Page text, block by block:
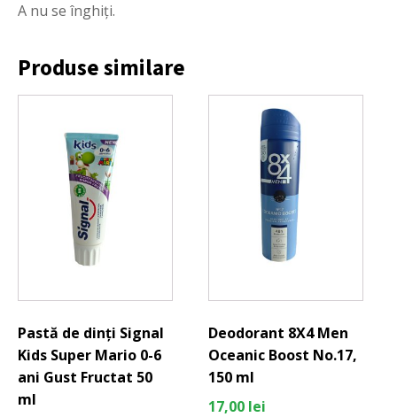
A nu se înghiți.
Produse similare
Pastă de dinți Signal
Kids Super Mario 0-6
ani Gust Fructat 50
ml
Deodorant 8X4 Men
Oceanic Boost No.17,
150 ml
17,00 lei